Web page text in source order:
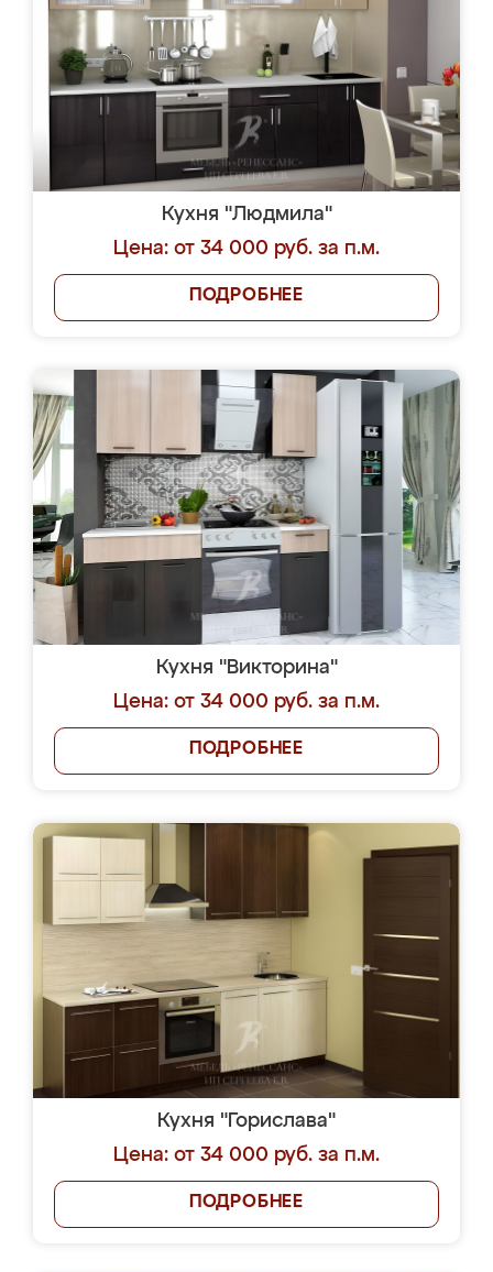
Кухня "Людмила"
Цена: от 34 000 руб. за п.м.
ПОДРОБНЕЕ
Кухня "Викторина"
Цена: от 34 000 руб. за п.м.
ПОДРОБНЕЕ
Кухня "Горислава"
Цена: от 34 000 руб. за п.м.
ПОДРОБНЕЕ